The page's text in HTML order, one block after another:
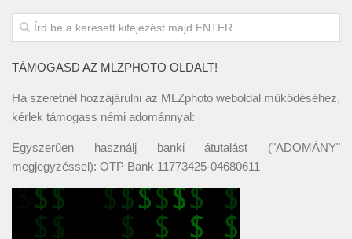
TÁMOGASD AZ MLZPHOTO OLDALT!
Ha szeretnél hozzájárulni az MLZphoto weboldal működéséhez,
kérlek támogass némi adománnyal:
Egyszerűen használj banki átutalást ("ADOMÁNY"
megjegyzéssel): OTP Bank 11773425-04680611